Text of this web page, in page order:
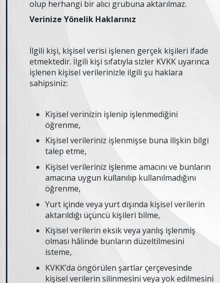
olup herhangi bir alıcı grubuna aktarılmaz.
Verinize Yönelik Haklarınız
İlgili kişi, kişisel verisi işlenen gerçek kişileri ifade
etmektedir. İlgili kişi sıfatıyla sizler KVKK uyarınca
işlenen kişisel verilerinizle ilgili şu haklara
sahipsiniz:
Kişisel verinizin işlenip işlenmediğini
öğrenme,
Kişisel verileriniz işlenmişse buna ilişkin bilgi
talep etme,
Kişisel verileriniz işlenme amacını ve bunların
amacına uygun kullanılıp kullanılmadığını
öğrenme,
Yurt içinde veya yurt dışında kişisel verilerin
aktarıldığı üçüncü kişileri bilme,
Kişisel verilerin eksik veya yanlış işlenmiş
olması hâlinde bunların düzeltilmesini
isteme,
KVKK’da öngörülen şartlar çerçevesinde
kişisel verilerin silinmesini veya yok edilmesini